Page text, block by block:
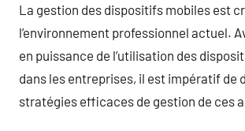
La gestion des dispositifs mobiles est
l’environnement professionnel actuel.
en puissance de l’utilisation des
dans les entreprises, il est impératif de
stratégies efficaces de gestion de ces